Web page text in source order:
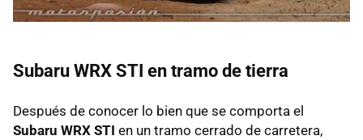
Subaru WRX STI en tramo de tierra
Después de conocer lo bien que se comporta el
Subaru WRX STI en un tramo cerrado de carretera,